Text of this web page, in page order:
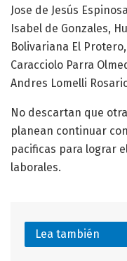
Jose de Jesús
Isabel de Gonzales,
Bolivariana El
Caracciolo Parra
Andres Lomelli
No descartan que
planean continuar
pacificas para lograr
laborales.
Lea también